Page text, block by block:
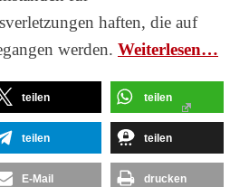
haften, die auf
werden. Wei­ter­le­sen…
teilen teilen
teilen teilen
E-Mail drucken